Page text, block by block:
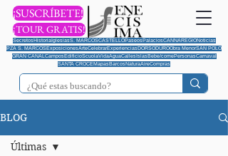
¡SUSCRÍBETE!
¡TOUR GRATIS!
SecretosHistoriaIglesiasS. MARCOSCASTELLOPaseosPalaciosCANNAREGIONoticias
PZA S. MARCOSExposicionesArteCelebrarExperienciasDORSODUROObra MenorSAN POLO
GRAN CANAL CamposEdificioScuolaVidaAguaCallesIslasBebe/comePersonasCarnaval
SANTA CROCEMapasBarcosNaturaAireCompras
BLOG
Últimas